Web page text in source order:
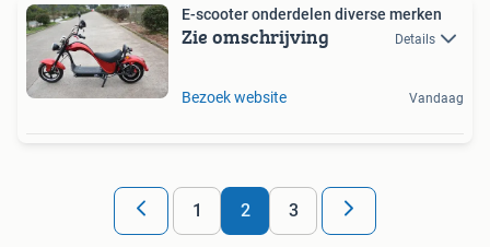
E-scooter onderdelen diverse merken
Zie omschrijving Details
Bezoek website Vandaag
1 2 3